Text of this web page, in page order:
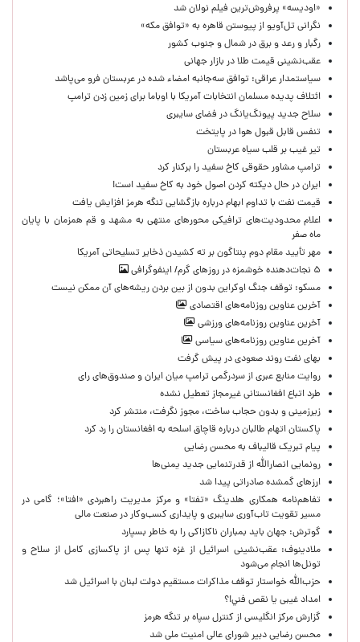
«اودیسه» پرفروش‌ترین فیلم نولان شد
نگرانی تل‌آویو از پیوستن قاهره به «توافق مکه»
رگبار و رعد و برق در شمال و جنوب کشور
عقب‌نشینی قیمت طلا در بازار جهانی
سیاستمدار عراقی: توافق سه‌جانبه امضاء شده در عربستان فرو می‌پاشد
ائتلاف پدیده مسلمان انتخابات آمریکا با اوباما برای زمین زدن ترامپ
سلاح جدید پیونگ‌یانگ در فضای سایبری
تنفس قابل قبول هوا در پایتخت
تیر غیب بر قلب سیاه عربستان
ترامپ مشاور حقوقی کاخ سفید را برکنار کرد
ایران در حال دیکته کردن اصول خود به کاخ سفید است!
قیمت نفت با تداوم ابهام درباره بازگشایی تنگه هرمز افزایش یافت
اعلام محدودیت‌های ترافیکی محورهای منتهی به مشهد و قم همزمان با پایان
ماه صفر
مهر تأیید مقام دوم پنتاگون بر ته کشیدن ذخایر تسلیحاتی آمریکا
۵ نجات‌دهنده خوشمزه در روزهای گرم/ اینفوگرافی
مسکو: توقف جنگ اوکراین بدون از بین بردن ریشه‌های آن ممکن نیست
آخرین عناوین روزنامه‌های اقتصادی
آخرین عناوین روزنامه‌های ورزشی
آخرین عناوین روزنامه‌های سیاسی
بهای نفت روند صعودی در پیش گرفت
روایت منابع عبری از سردرگمی ترامپ میان ایران و صندوق‌های رای
طرد اتباع افغانستانی غیرمجاز تعطیل نشده
زیرزمینی و بدون حجاب ساخت، مجوز نگرفت، منتشر کرد
پاکستان اتهام طالبان درباره قاچاق اسلحه به افغانستان را رد کرد
پیام تبریک قالیباف به محسن رضایی
رونمایی انصارالله از قدرتنمایی جدید یمنی‌ها
ارزهای گمشده صادراتی پیدا شد
تفاهم‌نامه همکاری هلدینگ «تفتا» و مرکز مدیریت راهبردی «افتا»؛ گامی در
مسیر تقویت تاب‌آوری سایبری و پایداری کسب‌وکار در صنعت مالی
گوترش: جهان باید بمباران ناکازاکی را به‌ خاطر بسپارد
ملادینوف: عقب‌نشینی اسرائیل از غزه تنها پس از پاکسازی کامل از سلاح و
تونل‌ها انجام می‌شود
حزب‌الله خواستار توقف مذاکرات مستقیم دولت لبنان با اسرائیل شد
امداد غیبی يا نقص فني!؟
گزارش مرکز انگلیسی از کنترل سپاه بر تنگه هرمز
محسن رضایی دبیر شورای عالی امنیت ملی شد